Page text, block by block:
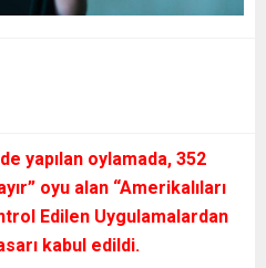
yapılan oylamada, 352
oyu alan “Amerikalıları
Edilen Uygulamalardan
kabul edildi.